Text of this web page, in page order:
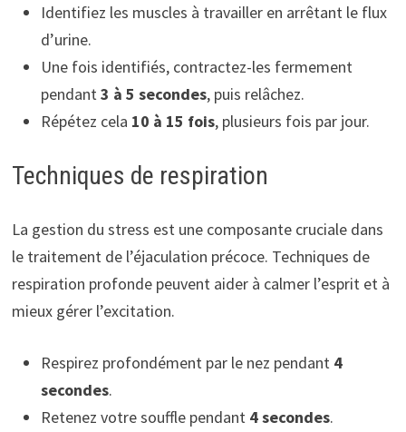
Identifiez les muscles à travailler en arrêtant le flux
d’urine.
Une fois identifiés, contractez-les fermement
pendant3 à 5 secondes, puis relâchez.
Répétez cela 10 à 15 fois, plusieurs fois par jour.
Techniques de respiration
La gestion du stress est une composante cruciale dans
le traitement de l’éjaculation précoce. Techniques de
respiration profonde peuvent aider à calmer l’esprit et à
mieux gérer l’excitation.
Respirez profondément par le nez pendant 4
secondes.
Retenez votre souffle pendant 4 secondes.